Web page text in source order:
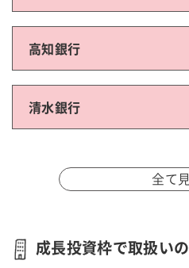
高知銀行
清水銀行
全て
成長投資枠で取扱い